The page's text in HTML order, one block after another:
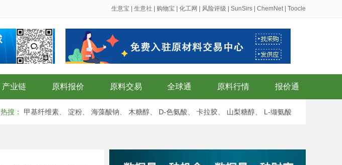
生意宝 生意社 购物宝 化工网 风险评级 SunSirs ChemNet| Toocle
产业链 原料报价 原料交易 全球通 原料行情 报价通
热搜 ： 甲基纤维素 淀粉 海藻酸钠 木糖醇 D-色氨酸 卡拉胶 山梨糖醇 L-缬氨酸